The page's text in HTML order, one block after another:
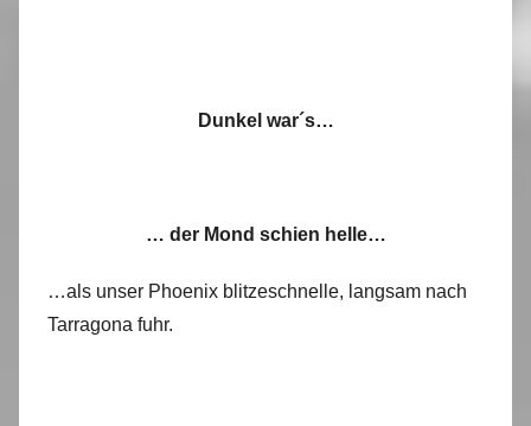
Dunkel war´s…
… der Mond schien helle…
…als unser Phoenix blitzeschnelle, langsam nach
Tarragona fuhr.